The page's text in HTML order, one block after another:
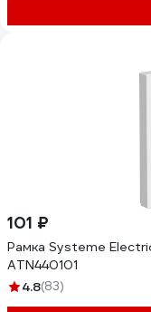
101 ₽
Рамка Systeme
ATN440101
4.8(83)